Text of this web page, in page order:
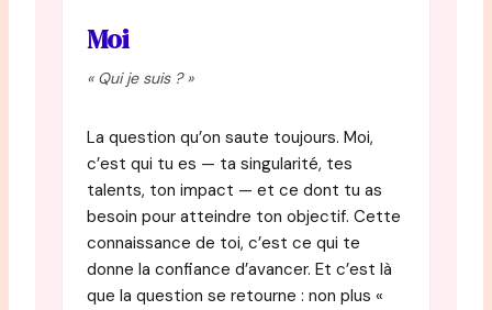
Moi
« Qui je suis ? »
La question qu’on saute toujours. Moi,
c’est qui tu es — ta singularité, tes
talents, ton impact — et ce dont tu as
besoin pour atteindre ton objectif. Cette
connaissance de toi, c’est ce qui te
donne la confiance d’avancer. Et c’est là
que la question se retourne : non plus «